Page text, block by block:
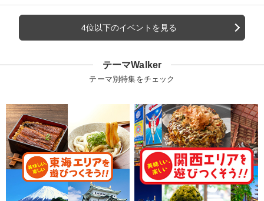
4位以下のイベントを見る
テーマWalker
テーマ別特集をチェック